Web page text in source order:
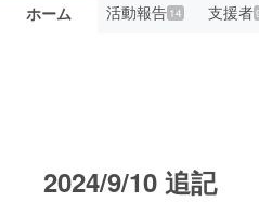
ホーム 活動報告14 支援者
2024/9/10 追記